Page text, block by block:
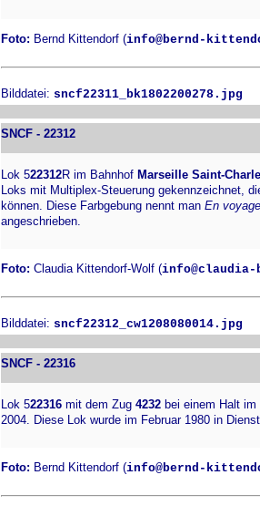
Foto: Bernd Kittendorf (info@bernd-
Bilddatei: sncf22311_bk1802200278.jpg
SNCF - 22312
Lok 522312R im Bahnhof Marseille Saint-
Loks mit Multiplex-Steuerung gekennzeichnet,
können. Diese Farbgebung nennt man En voyage
angeschrieben.
Foto: Claudia Kittendorf-Wolf (
Bilddatei: sncf22312_cw1208080014.jpg
SNCF - 22316
Lok 522316 mit dem Zug 4232 bei einem Halt im
2004. Diese Lok wurde im Februar 1980 in
Foto: Bernd Kittendorf (info@bernd-